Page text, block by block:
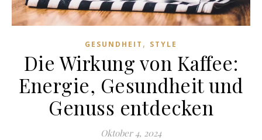
GESUNDHEIT , STYLE
Die Wirkung von Kaffee:
Energie, Gesundheit und
Genuss entdecken
Oktober 4, 2024